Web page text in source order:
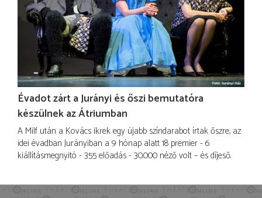
Évadot zárt a Jurányi és őszi bemutatóra
készülnek az Átriumban
A Milf után a Kovács ikrek egy újabb színdarabot írtak őszre, az
idei évadban Jurányiban a 9 hónap alatt 18 premier - 6
kiállításmegnyitó - 355 előadás - 30.000 néző volt – és díjeső.